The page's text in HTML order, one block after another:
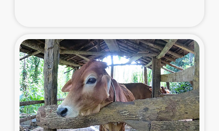
ミャンマー緊急支援
タイ国境ミャンマー移民子ども支援
漁民によるマングローブ植林活動
レバノンでのシリア難民への食糧・越冬支援